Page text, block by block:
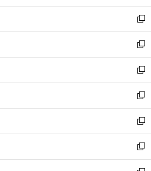
開
く
ウ
で
開
く
ン
ド
ウ
で
開
く
ウ
ィ
ン
ド
ウ
で
開
く
新
し
い
ウ
ィ
ン
ド
ウ
で
開
く
新
し
い
ウ
ィ
ン
ド
ウ
で
開
新
し
い
ウ
ィ
ン
ド
ウ
新
し
い
ウ
ィ
ン
新
し
い
ウ
新
し